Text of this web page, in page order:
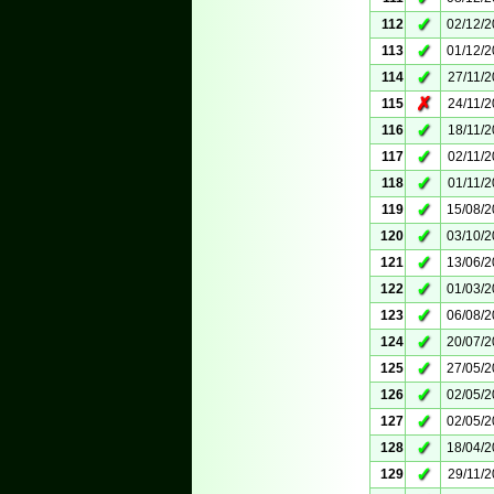
112
✓
02/12/
113
✓
01/12/
114
✓
27/11/
115
✗
24/11/
116
✓
18/11/
117
✓
02/11/
118
✓
01/11/
119
✓
15/08/
120
✓
03/10/
121
✓
13/06/
122
✓
01/03/
123
✓
06/08/
124
✓
20/07/
125
✓
27/05/
126
✓
02/05/
127
✓
02/05/
128
✓
18/04/
129
✓
29/11/